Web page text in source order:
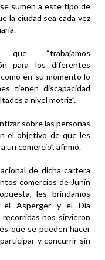
sumen a este tipo de
la ciudad sea cada vez
que “trabajamos
para los diferentes
en su momento lo
tienen discapacidad
a nivel motriz”.
sobre las personas
el objetivo de que les
un comercio”, afirmó.
de dicha cartera
comercios de Junín
les brindamos
el Asperger y el Día
nos sirvieron
que se pueden hacer
y concurrir sin